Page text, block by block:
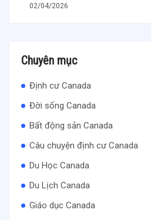
02/04/2026
Chuyên mục
Định cư Canada
Đời sống Canada
Bất động sản Canada
Câu chuyện định cư Canada
Du Học Canada
Du Lịch Canada
Giáo dục Canada